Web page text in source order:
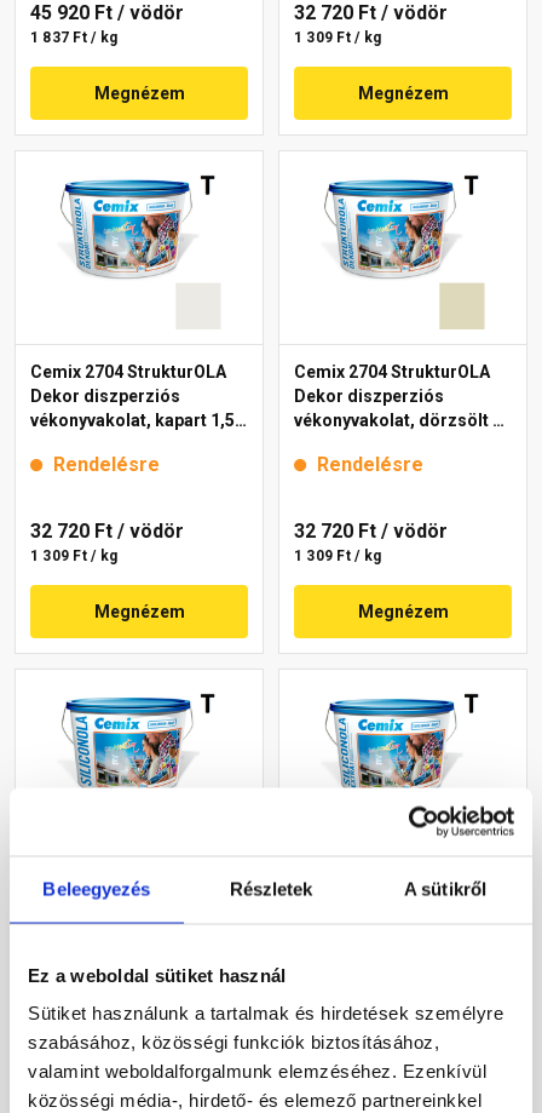
Beleegyezés Részletek A sütikről
Ez a weboldal sütiket használ
Sütiket használunk a tartalmak és hirdetések személyre
szabásához, közösségi funkciók biztosításához,
valamint weboldalforgalmunk elemzéséhez. Ezenkívül
közösségi média-, hirdető- és elemező partnereinkkel
45 920 Ft / vödör
1 837 Ft / kg
Megnézem
32 720 Ft / vödör
1 309 Ft / kg
Megnézem
Cemix 2704 StrukturOLA
Dekor diszperziós
vékonyvakolat, kapart 1,5
Rendelésre
32 720 Ft / vödör
1 309 Ft / kg
Megnézem
Cemix 2704 StrukturOLA
Dekor diszperziós
vékonyvakolat, dörzsölt 2
Rendelésre
32 720 Ft / vödör
1 309 Ft / kg
Megnézem
Cemix 2733 SiliconOLA
Rendelésre
44 920 Ft/ vödör
1 797 Ft / kg
Cemix 2737 SiliconOLA
51 380 Ft/ vödör
2 055 Ft / kg